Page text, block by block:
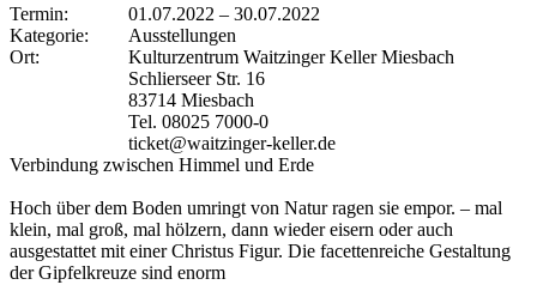
Termin: 01.07.2022 – 30.07.2022
Kategorie:
Ausstellungen
Ort:
Kulturzentrum Waitzinger Keller Miesbach
Schlierseer Str. 16
83714 Miesbach
Tel. 08025 7000-0
ticket@waitzinger-keller.de
Verbindung zwischen Himmel und Erde
Hoch über dem Boden umringt von Natur ragen sie empor. – mal
klein, mal groß, mal hölzern, dann wieder eisern oder auch
ausgestattet mit einer Christus Figur. Die facettenreiche Gestaltung
der Gipfelkreuze sind enorm